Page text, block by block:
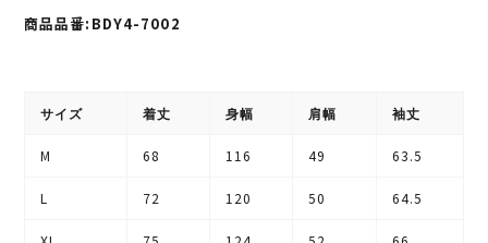
商品品番:BDY4-7002
サイズ 着丈 身幅 肩幅 袖丈
M 68 116 49 63.5
L 72 120 50 64.5